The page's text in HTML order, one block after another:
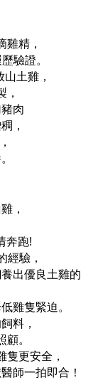
雞精，
驗證。
土雞，
，
肉
，
，
奔跑!
經驗，
出優良土雞的
雞隻緊迫。
料，
。
隻更安全，
師一拍即合！